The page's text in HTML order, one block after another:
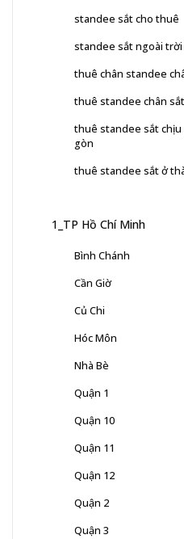
standee sắt cho thuê
standee sắt ngoài
thuê chân standee
thuê standee chân
thuê standee sắt
gòn
thuê standee sắt ở
1_TP Hồ Chí Minh
Bình Chánh
Cần Giờ
Củ Chi
Hóc Môn
Nhà Bè
Quận 1
Quận 10
Quận 11
Quận 12
Quận 2
Quận 3